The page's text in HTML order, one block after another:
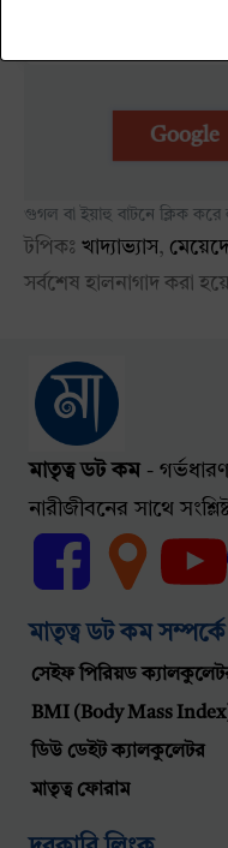
Google
গুগল বা ইয়াহু বাটনে ক্লিক
টপিকঃ খাদ্যাভ্যাস,
সর্বশেষ হালনাগাদ করা
মাতৃত্ব ডট কম-
নারীজীবনের সাথে
মাতৃত্ব ডট কম সম্পর্কে
সেইফ পিরিয়ড
BMI (Body Mass
ডিউ ডেইট ক্যালকুলেটর
মাতৃত্ব ফোরাম